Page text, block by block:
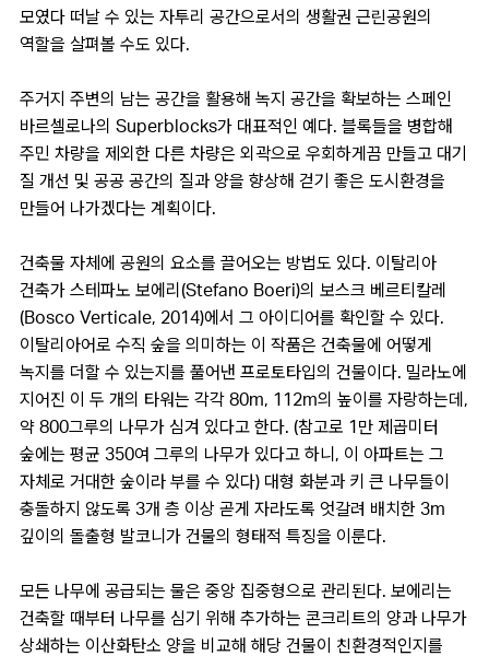
모였다 떠날 수 있는 자투리 공간으로서의 생활권 근린공원의
역할을 살펴볼 수도 있다.
주거지 주변의 남는 공간을 활용해 녹지 공간을 확보하는 스페인
바르셀로나의 Superblocks가 대표적인 예다. 블록들을 병합해
주민 차량을 제외한 다른 차량은 외곽으로 우회하게끔 만들고 대기
질 개선 및 공공 공간의 질과 양을 향상해 걷기 좋은 도시환경을
만들어 나가겠다는 계획이다.
건축물 자체에 공원의 요소를 끌어오는 방법도 있다. 이탈리아
건축가 스테파노 보에리(Stefano Boeri)의 보스크 베르티칼레
(Bosco Verticale, 2014)에서 그 아이디어를 확인할 수 있다.
이탈리아어로 수직 숲을 의미하는 이 작품은 건축물에 어떻게
녹지를 더할 수 있는지를 풀어낸 프로토타입의 건물이다. 밀라노에
지어진 이 두 개의 타워는 각각 80m, 112m의 높이를 자랑하는데,
약 800그루의 나무가 심겨 있다고 한다. (참고로 1만 제곱미터
숲에는 평균 350여 그루의 나무가 있다고 하니, 이 아파트는 그
자체로 거대한 숲이라 부를 수 있다) 대형 화분과 키 큰 나무들이
충돌하지 않도록 3개 층 이상 곧게 자라도록 엇갈려 배치한 3m
깊이의 돌출형 발코니가 건물의 형태적 특징을 이룬다.
모든 나무에 공급되는 물은 중앙 집중형으로 관리된다. 보에리는
건축할 때부터 나무를 심기 위해 추가하는 콘크리트의 양과 나무가
상쇄하는 이산화탄소 양을 비교해 해당 건물이 친환경적인지를